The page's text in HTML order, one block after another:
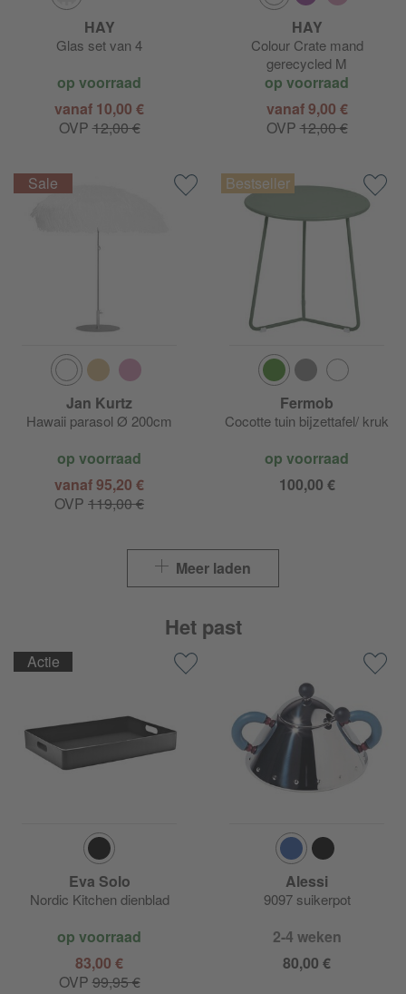
HAY
Glas set van 4
op voorraad
vanaf 10,00 €
OVP12,00 €
HAY
Colour Crate mand
gerecycled M
op voorraad
vanaf 9,00 €
OVP12,00 €
Jan Kurtz
Hawaii parasol Ø 200cm
op voorraad
vanaf 95,20 €
OVP 119,00 €
Fermob
Cocotte tuin bijzettafel/ kruk
op voorraad
100,00 €
Meer laden
Het past
Actie
Eva Solo
Nordic Kitchen dienblad
op voorraad
83,00 €
OVP99,95 €
Alessi
9097 suikerpot
2-4 weken
80,00 €